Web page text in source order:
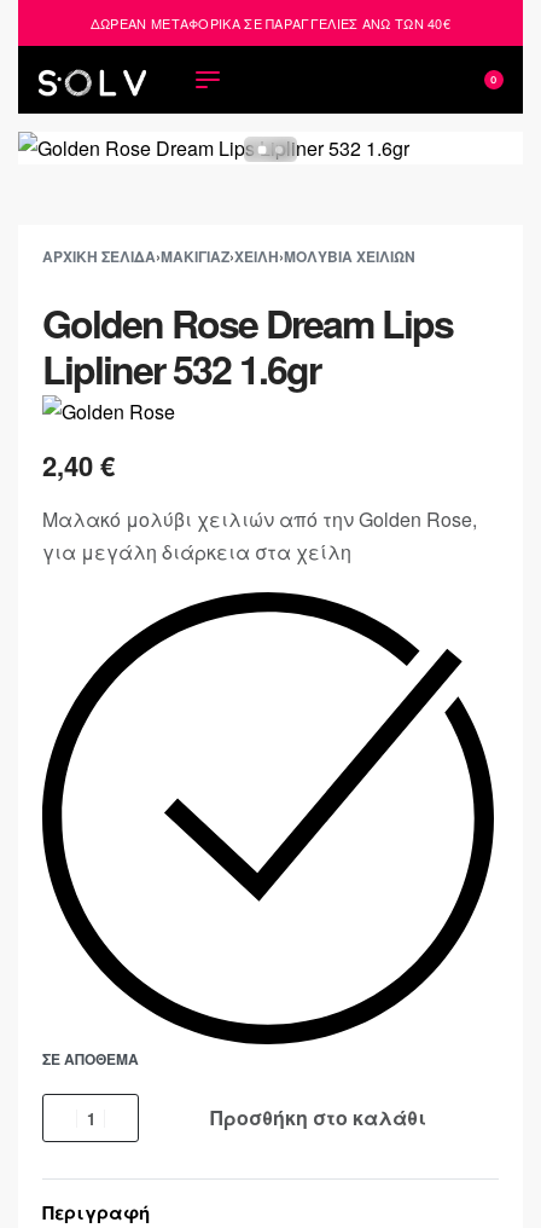
ΔΩΡΕΑΝ ΜΕΤΑΦΟΡΙΚΑ ΣΕ ΠΑΡΑΓΓΕΛΙΕΣ ΑΝΩ ΤΩΝ 40€
0
ΑΡΧΙΚΉ ΣΕΛΊΔΑ›ΜΑΚΙΓΙΆΖ›ΧΕΊΛΗ›ΜΟΛΎΒΙΑ ΧΕΙΛΙΏΝ
Golden Rose Dream Lips
Lipliner 532 1.6gr
2,40€
Μαλακό μολύβι χειλιών από την Golden Rose,
για μεγάλη διάρκεια στα χείλη
ΣΕ ΑΠΌΘΕΜΑ
Προσθήκη στο καλάθι
Περιγραφή